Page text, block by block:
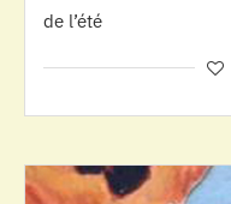
de l’été